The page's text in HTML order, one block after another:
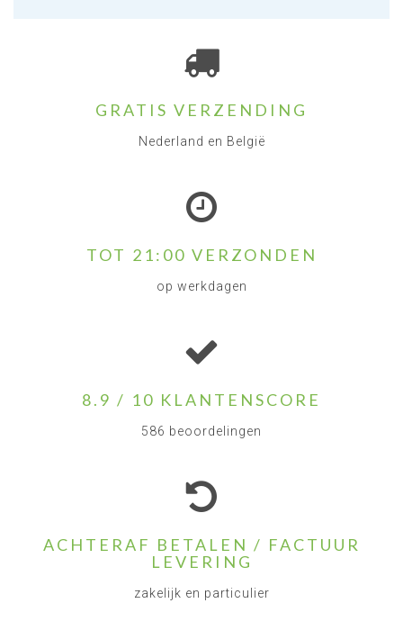
GRATIS VERZENDING
Nederland en België
TOT 21:00 VERZONDEN
op werkdagen
8.9 / 10 KLANTENSCORE
586 beoordelingen
ACHTERAF BETALEN / FACTUUR
LEVERING
zakelijk en particulier